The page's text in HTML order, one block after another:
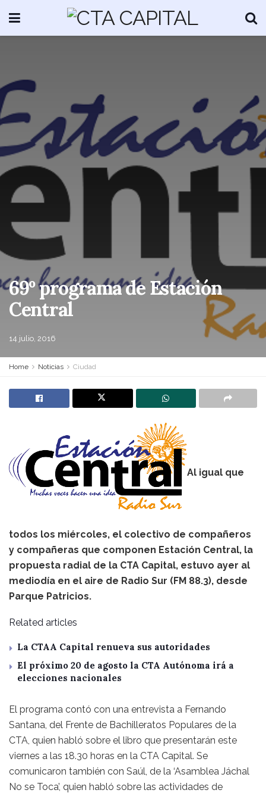
69º programa de Estación
Central
14 julio, 2016
Home Noticias Ciudad
Al igual que
todos los miércoles, el colectivo de compañeros
y compañeras que componen Estación Central, la
propuesta radial de la CTA Capital, estuvo ayer al
mediodía en el aire de Radio Sur (FM 88.3), desde
Parque Patricios.
Related articles
La CTAA Capital renueva sus autoridades
El próximo 20 de agosto la CTA Autónoma irá a
elecciones nacionales
El programa contó con una entrevista a Fernando
Santana, del Frente de Bachilleratos Populares de la
CTA, quien habló sobre el libro que presentarán este
viernes a las 18.30 horas en la CTA Capital. Se
comunicaron también con Saúl, de la ‘Asamblea Jáchal
No se Toca’, quien habló sobre las actividades de